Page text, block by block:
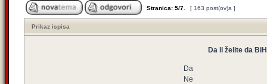
Stranica: 5/7 [ 163 post(ov)a ]
Prikaz ispisa
Da li želite da
Da
Ne